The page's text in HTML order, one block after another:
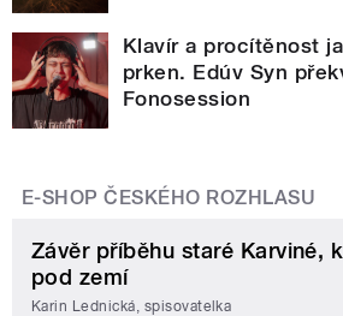
Klavír a procítěnost
prken. Edúv Syn
Fonosession
E-SHOP ČESKÉHO ROZHLASU
Závěr příběhu staré Karviné,
pod zemí
Karin Lednická, spisovatelka